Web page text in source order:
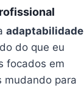
adaptabilidade
do que eu
focados em
mudando para